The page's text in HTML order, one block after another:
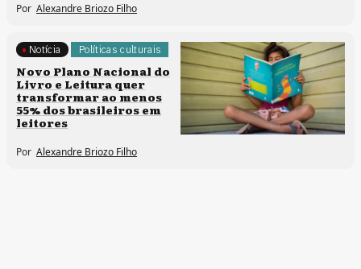
Por Alexandre Briozo Filho
Notícia Políticas culturais
Novo Plano Nacional do
Livro e Leitura quer
transformar ao menos
55% dos brasileiros em
leitores
Por Alexandre Briozo Filho